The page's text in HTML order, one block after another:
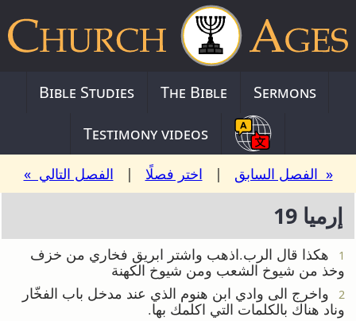
Bible Studies The Bible
Sermons
Testimony videos
« الفصل السابق | اختر فصلًا | الفصل التالي »
إرميا 19
1
هكذا قال الرب.اذهب واشتر ابريق فخاري من خزف
وخذ من شيوخ الشعب ومن شيوخ الكهنة
2
واخرج الى وادي ابن هنوم الذي عند مدخل باب الفخّار
وناد هناك بالكلمات التي اكلمك بها.